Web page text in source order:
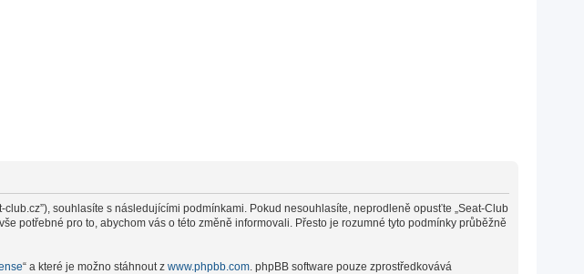
club.cz”), souhlasíte s následujícími podmínkami. Pokud nesouhlasíte, neprodleně opusťte „Seat-Club
potřebné pro to, abychom vás o této změně informovali. Přesto je rozumné tyto podmínky průběžně
“ a které je možno stáhnout z www.phpbb.com. phpBB software pouze zprostředkovává